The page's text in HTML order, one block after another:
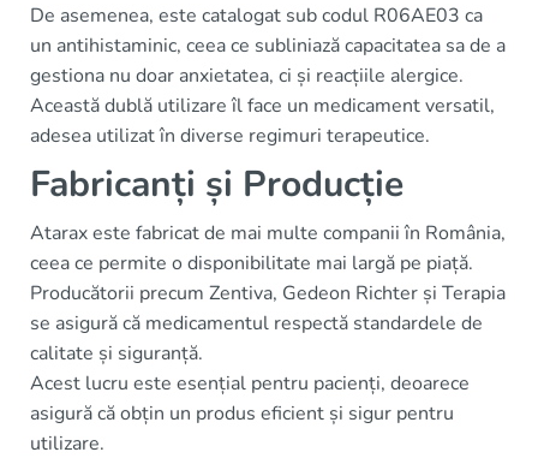
De asemenea, este catalogat sub codul R06AE03 ca
un antihistaminic, ceea ce subliniază capacitatea sa de a
gestiona nu doar anxietatea, ci și reacțiile alergice.
Această dublă utilizare îl face un medicament versatil,
adesea utilizat în diverse regimuri terapeutice.
Fabricanți și Producție
Atarax este fabricat de mai multe companii în România,
ceea ce permite o disponibilitate mai largă pe piață.
Producătorii precum Zentiva, Gedeon Richter și Terapia
se asigură că medicamentul respectă standardele de
calitate și siguranță.
Acest lucru este esențial pentru pacienți, deoarece
asigură că obțin un produs eficient și sigur pentru
utilizare.